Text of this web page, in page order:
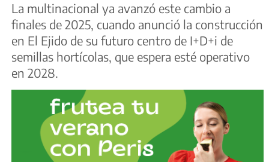
La multinacional ya avanzó este cambio a
finales de 2025, cuando anunció la construcción
en El Ejido de su futuro centro de I+D+i de
semillas hortícolas, que espera esté operativo
en 2028.